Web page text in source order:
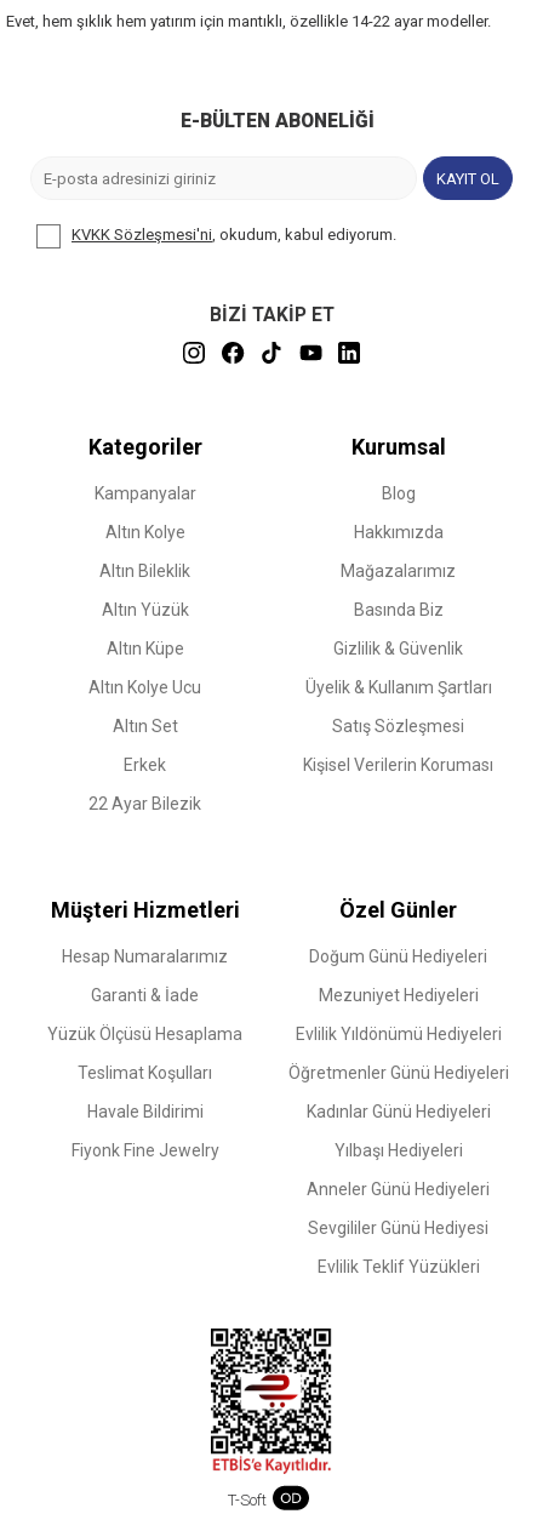
Evet, hem şıklık hem yatırım için mantıklı, özellikle 14-22 ayar modeller.
E-BÜLTEN ABONELIĞI
KAYIT OL
KVKK Sözleşmesi'ni, okudum, kabul ediyorum.
BİZİ TAKİP ET
Kategoriler
Kampanyalar
Altın Kolye
Altın Bileklik
Altın Yüzük
Altın Küpe
Altın Kolye Ucu
Altın Set
Erkek
22 Ayar Bilezik
Kurumsal
Blog
Hakkımızda
Mağazalarımız
Basında Biz
Gizlilik & Güvenlik
Üyelik & Kullanım Şartları
Satış Sözleşmesi
Kişisel Verilerin Koruması
Müşteri Hizmetleri
Hesap Numaralarımız
Garanti & İade
Yüzük Ölçüsü Hesaplama
Teslimat Koşulları
Havale Bildirimi
Fiyonk Fine Jewelry
Özel Günler
Doğum Günü Hediyeleri
Mezuniyet Hediyeleri
Evlilik Yıldönümü Hediyeleri
Öğretmenler Günü Hediyeleri
Kadınlar Günü Hediyeleri
Yılbaşı Hediyeleri
Anneler Günü Hediyeleri
Sevgililer Günü Hediyesi
Evlilik Teklif Yüzükleri
T-Soft